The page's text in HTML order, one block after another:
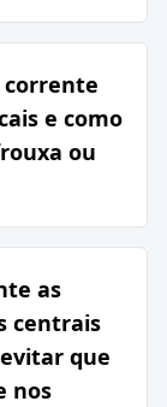
corrente
e como
ou
as
centrais
que
nos